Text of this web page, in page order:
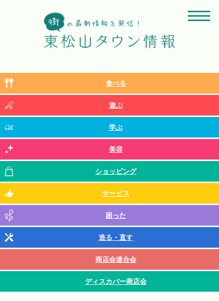
食べる
遊ぶ
学ぶ
美容
ショッピング
サービス
困った
造る・直す
商店会連合会
ディスカバー商店会